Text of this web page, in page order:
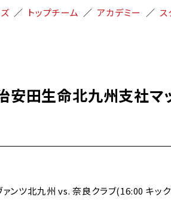
トップチーム アカデミー
安田生命北九州支社マ
ツ北九州 vs. 奈良クラブ(16:00 キッ